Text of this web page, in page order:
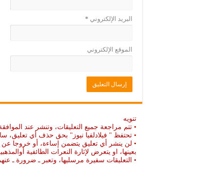
البريد الإلكتروني *
الموقع الإلكتروني
تنويه
• تتم مراجعة جميع التعليقات، وتنشر عند
• تحتفظ " فيلادلفيا نيوز" بحق حذف أي تعليق،
• لن ينشر أي تعليق يتضمن إساءة، أو خروجا عن
بعينها، او يتعرض لإثارة النعرات الطائفية
• التعليقات سفيرة مرسليها، وتعبر ـ ضرورة